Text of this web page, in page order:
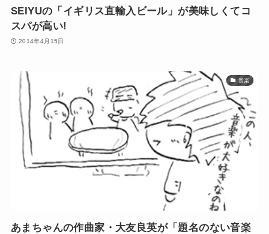
SEIYUの「イギリス直輸入ビール」が美味しくてコ
スパが高い!
2014年4月15日
音楽
あまちゃんの作曲家・大友良英が「題名のない音楽